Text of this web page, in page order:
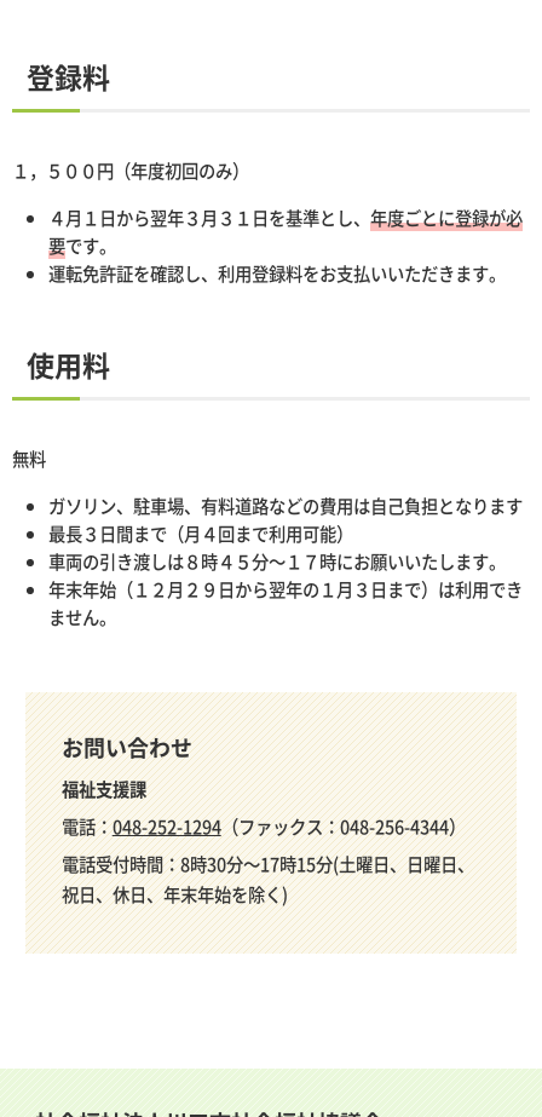
登録料
１，５００円（年度初回のみ）
４月１日から翌年３月３１日を基準とし、 年度ごとに登録が必
要です。
運転免許証を確認し、利用登録料をお支払いいただきます。
使用料
無料
ガソリン、駐車場、有料道路などの費用は自己負担となります
最長３日間まで（月４回まで利用可能）
車両の引き渡しは８時４５分～１７時にお願いいたします。
年末年始（１２月２９日から翌年の１月３日まで）は利用でき
ません。
お問い合わせ
福祉支援課
電話：048-252-1294（ファックス：048-256-4344）
電話受付時間：8時30分～17時15分(土曜日、日曜日、
祝日、休日、年末年始を除く)